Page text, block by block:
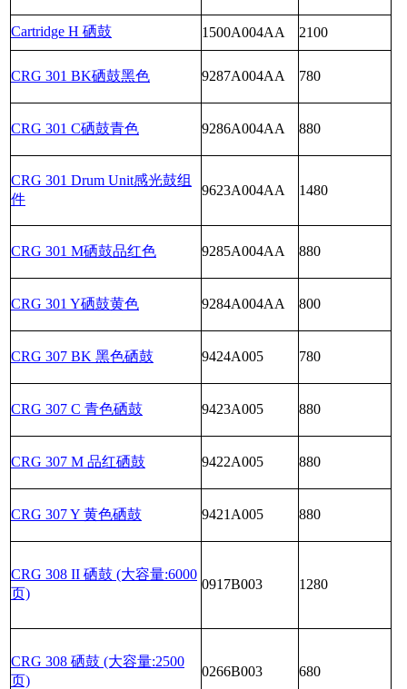
Cartridge H 硒鼓 1500A004AA 2100
CRG 301 BK硒鼓黑色 9287A004AA 780
CRG 301 C硒鼓青色 9286A004AA 880
CRG 301 Drum Unit感光鼓组
件
9623A004AA 1480
CRG 301 M硒鼓品红色 9285A004AA 880
CRG 301 Y硒鼓黄色 9284A004AA 800
CRG 307 BK 黑色硒鼓 9424A005 780
CRG 307 C 青色硒鼓 9423A005 880
CRG 307 M 品红硒鼓 9422A005 880
CRG 307 Y 黄色硒鼓 9421A005 880
CRG 308 II 硒鼓 (大容量:6000
页)
0917B003 1280
CRG 308 硒鼓 (大容量:2500
页)
0266B003 680